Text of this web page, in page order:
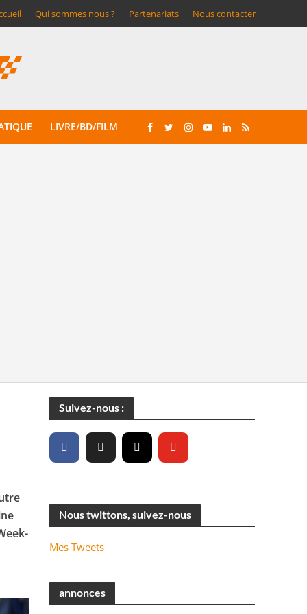
Qui sommes nous ? Partenariats Nous contacter
LIVRE/BD/FILM
Suivez-nous :
Nous twittons, suivez-nous
Mes Tweets
annonces